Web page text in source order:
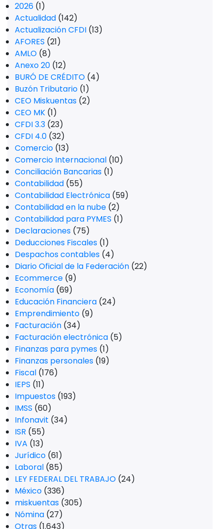
2026 (1)
Actualidad (142)
Actualización CFDI (13)
AFORES (21)
AMLO (8)
Anexo 20 (12)
BURÓ DE CRÉDITO (4)
Buzón Tributario (1)
CEO Miskuentas (2)
CEO MK (1)
CFDI 3.3 (23)
CFDI 4.0 (32)
Comercio (13)
Comercio Internacional (10)
Conciliación Bancarias (1)
Contabilidad (55)
Contabilidad Electrónica (59)
Contabilidad en la nube (2)
Contabilidad para PYMES (1)
Declaraciones (75)
Deducciones Fiscales (1)
Despachos contables (4)
Diario Oficial de la Federación (22)
Ecommerce (9)
Economía (69)
Educación Financiera (24)
Emprendimiento (9)
Facturación (34)
Facturación electrónica (5)
Finanzas para pymes (1)
Finanzas personales (19)
Fiscal (176)
IEPS (11)
Impuestos (193)
IMSS (60)
Infonavit (34)
ISR (55)
IVA (13)
Jurídico (61)
Laboral (85)
LEY FEDERAL DEL TRABAJO (24)
México (336)
miskuentas (305)
Nómina (27)
Otras (1.643)